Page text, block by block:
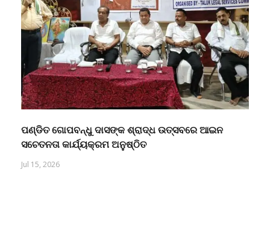
ସଚେତନତା କାର୍ଯ୍ୟକ୍ରମ ଅନୁଷ୍ଠିତ